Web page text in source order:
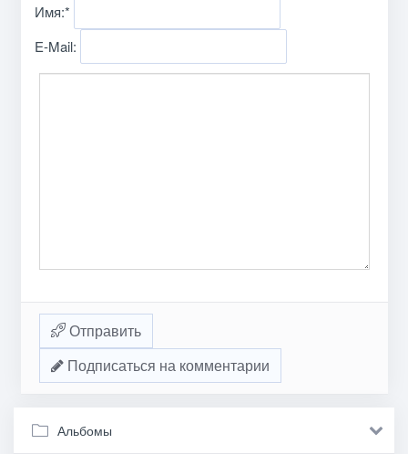
Имя:*
E-Mail:
Отправить
Подписаться на комментарии
Альбомы